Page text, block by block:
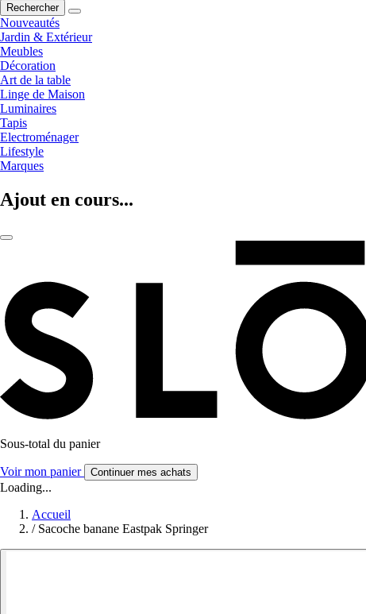
Rechercher
Nouveautés
Jardin & Extérieur
Meubles
Décoration
Art de la table
Linge de Maison
Luminaires
Tapis
Electroménager
Lifestyle
Marques
Ajout en cours...
Sous-total du panier
Voir mon panier Continuer mes achats
Loading...
Accueil
/ Sacoche banane Eastpak Springer